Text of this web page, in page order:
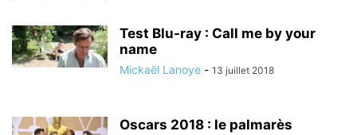
Test Blu-ray : Call me by your
name
Mickaël Lanoye - 13 juillet 2018
Oscars 2018 : le palmarès